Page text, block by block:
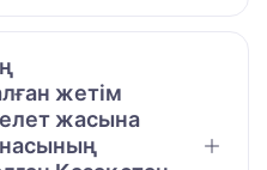
жетім
жасына